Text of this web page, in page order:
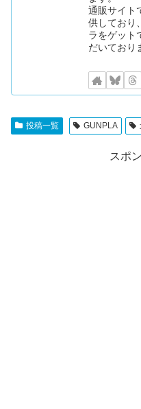
通販サイト
供しており
ラをゲット
だいており
投稿一覧 GUNPLA
スポ